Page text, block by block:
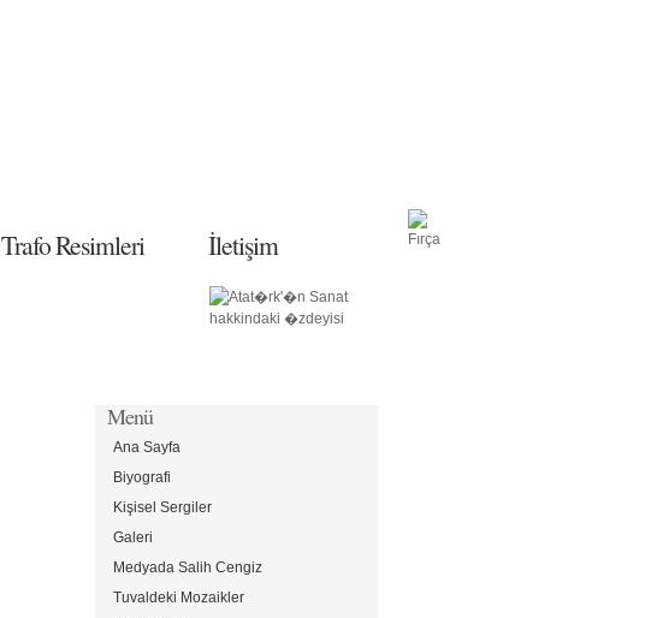
Trafo Resimleri İletişim
Menü
Ana Sayfa
Biyografi
Kişisel Sergiler
Galeri
Medyada Salih Cengiz
Tuvaldeki Mozaikler